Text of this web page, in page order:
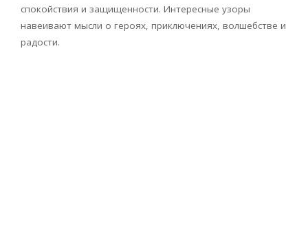
спокойствия и защищенности. Интересные узоры
навеивают мысли о героях, приключениях, волшебстве и
радости.